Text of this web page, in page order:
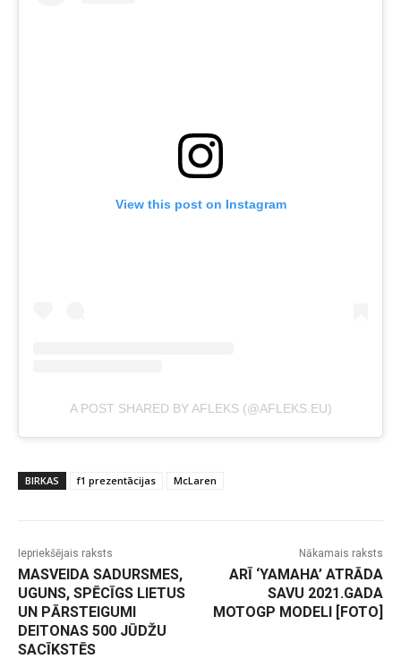
View this post on Instagram
A POST SHARED BY AFLEKS (@AFLEKS.EU)
BIRKAS f1 prezentācijas McLaren
Iepriekšējais raksts
MASVEIDA SADURSMES,
UGUNS, SPĒCĪGS LIETUS
UN PĀRSTEIGUMI
DEITONAS 500 JŪDŽU
SACĪKSTĒS
Nākamais raksts
ARĪ ‘YAMAHA’ ATRĀDA
SAVU 2021.GADA
MOTOGP MODELI [FOTO]